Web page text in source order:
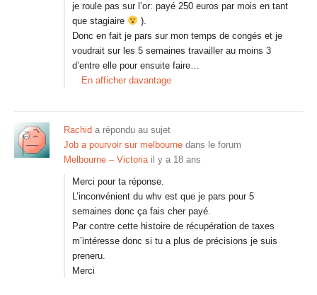
je roule pas sur l’or: payé 250 euros par mois en tant
que stagiaire
).
Donc en fait je pars sur mon temps de congés et je
voudrait sur les 5 semaines travailler au moins 3
d’entre elle pour ensuite faire…
En afficher davantage
Rachid a répondu au sujet
Job a pourvoir sur melbourne dans le forum
Melbourne – Victoria il y a 18 ans
Merci pour ta réponse.
L’inconvénient du whv est que je pars pour 5
semaines donc ça fais cher payé.
Par contre cette histoire de récupération de taxes
m’intéresse donc si tu a plus de précisions je suis
preneru.
Merci